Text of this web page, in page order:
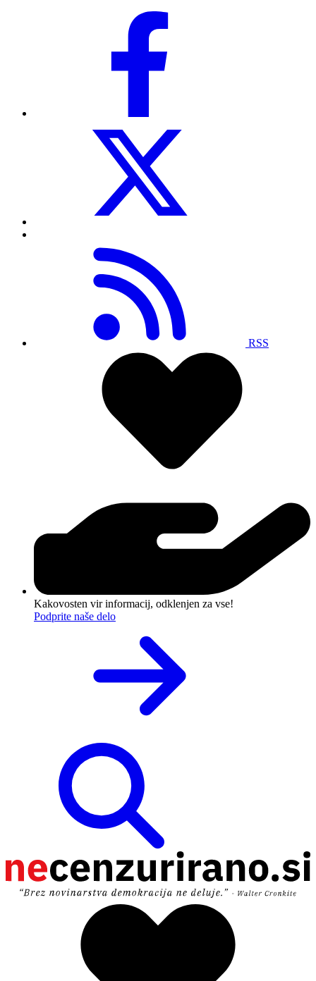
RSS
Kakovosten vir informacij, odklenjen za vse!
Podprite naše delo